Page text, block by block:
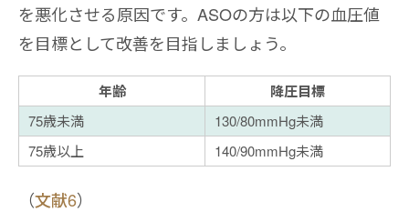
を悪化させる原因です。ASOの方は以下の血圧値
を目標として改善を目指しましょう。
年齢 降圧目標
75歳未満
130/80mmHg未満
75歳以上
140/90mmHg未満
（文献6）